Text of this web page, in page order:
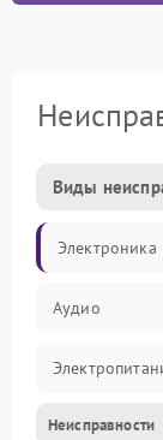
Виды
Электроника
Аудио
Интерфейсы
Неисправности